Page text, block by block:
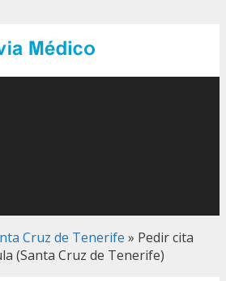
Cruz de Tenerife » Pedir cita
(Santa Cruz de Tenerife)